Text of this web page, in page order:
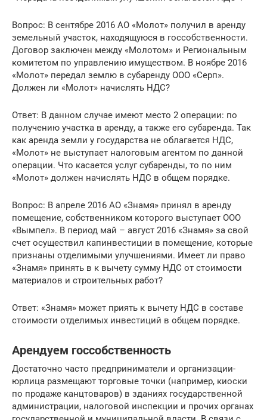
Вопрос: В сентябре 2016 АО «Молот» получил в аренду
земельный участок, находящуюся в госсобственности.
Договор заключен между «Молотом» и Региональным
комитетом по управлению имуществом. В ноябре 2016
«Молот» передал землю в субаренду ООО «Серп».
Должен ли «Молот» начислять НДС?
Ответ: В данном случае имеют место 2 операции: по
получению участка в аренду, а также его субаренда. Так
как аренда земли у государства не облагается НДС,
«Молот» не выступает налоговым агентом по данной
операции. Что касается услуг субаренды, то по ним
«Молот» должен начислять НДС в общем порядке.
Вопрос: В апреле 2016 АО «Знамя» принял в аренду
помещение, собственником которого выступает ООО
«Вымпел». В период май – август 2016 «Знамя» за свой
счет осуществил капинвестиции в помещение, которые
признаны отделимыми улучшениями. Имеет ли право
«Знамя» принять в к вычету сумму НДС от стоимости
материалов и строительных работ?
Ответ: «Знамя» может приять к вычету НДС в составе
стоимости отделимых инвестиций в общем порядке.
Арендуем госсобственность
Достаточно часто предприниматели и организации-
юрлица размещают торговые точки (например, киоски
по продаже канцтоваров) в зданиях государственной
администрации, налоговой инспекции и прочих органах